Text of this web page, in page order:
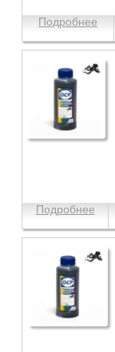
Подробнее
Подробнее